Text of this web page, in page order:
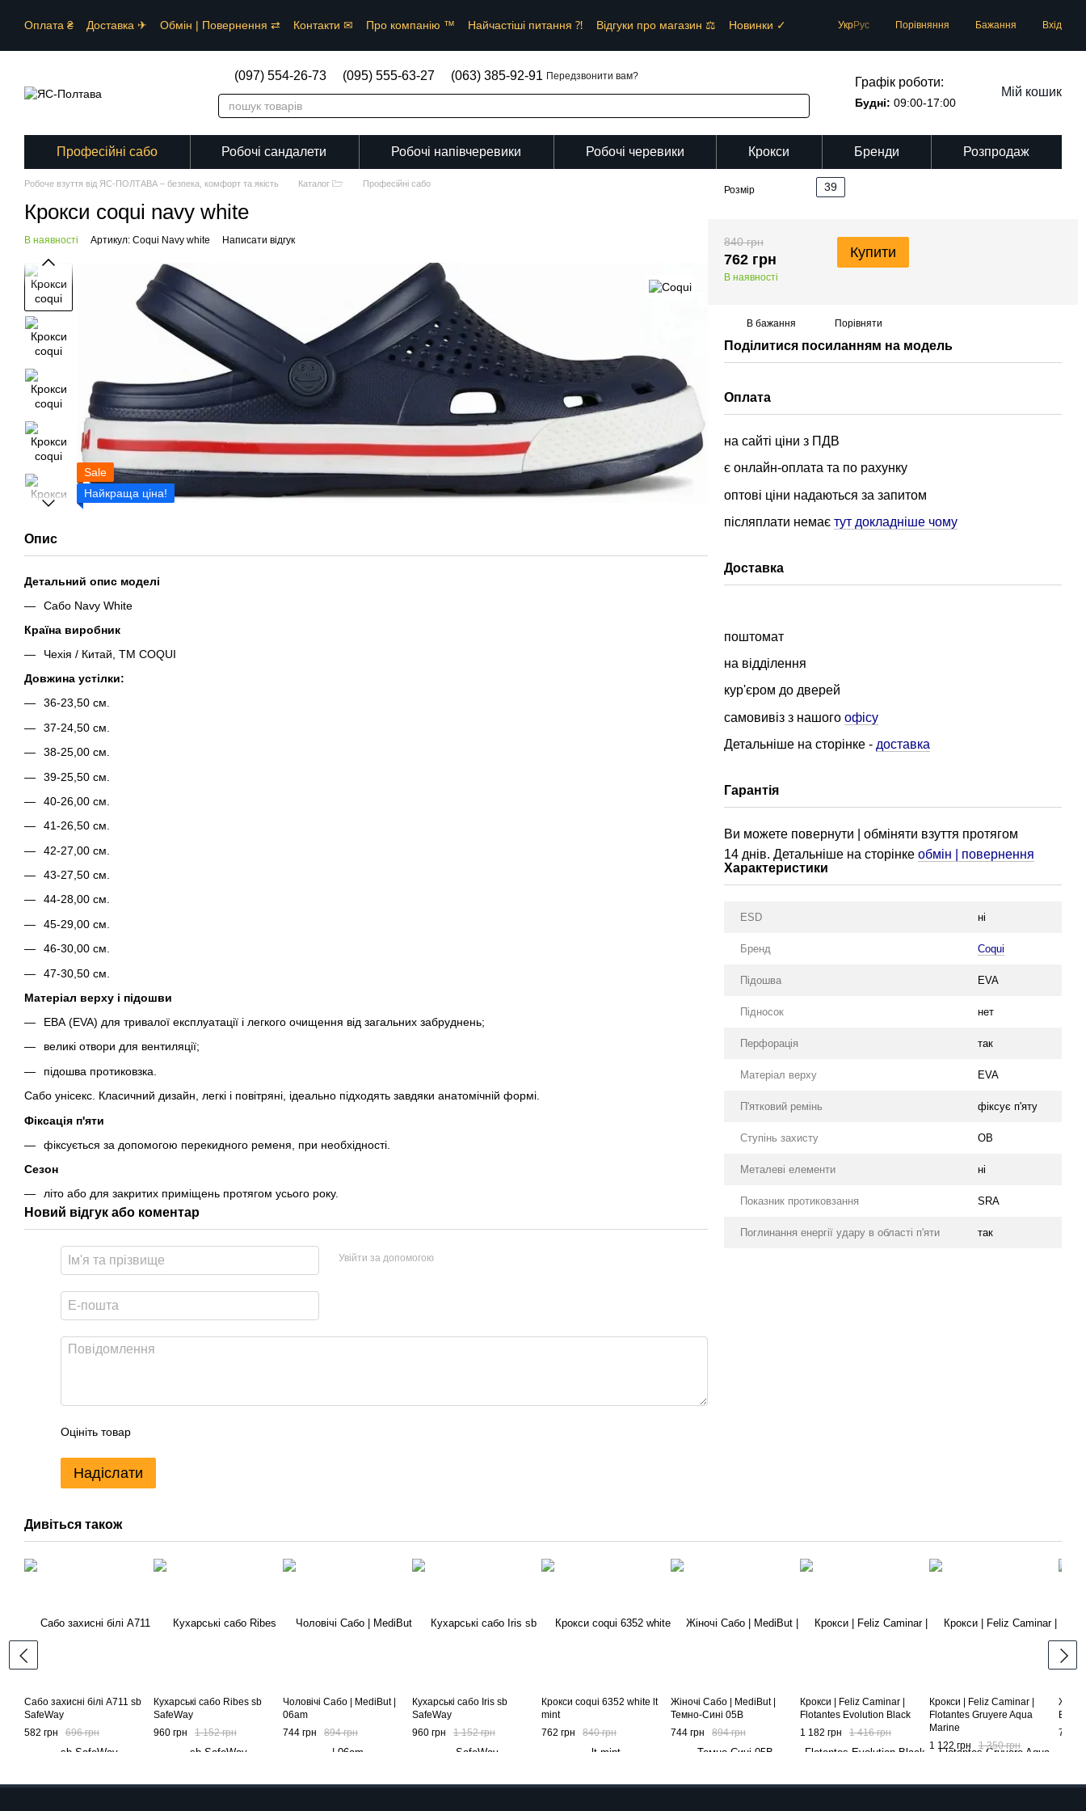
Оплата ₴
Доставка ✈︎ Обмін | Повернення ⇄ Контакти ✉ Про компанію ™︎ Найчастіші питання ⁈ Відгуки про магазин ⚖︎
Новинки ✓
УкрРус Порівняння Бажання Вхід
(097) 554-26-73 (095) 555-63-27 (063) 385-92-91 Передзвонити вам? Графік роботи:
Будні: 09:00-17:00
Мій кошик
Професійні сабо Робочі сандалети Робочі напівчеревики Робочі черевики Крокси Бренди Розпродаж
Робоче взуття від ЯС-ПОЛТАВА – безпека, комфорт та якість Каталог 🗁 Професійні сабо
Крокси coqui navy white
В наявності Артикул: Coqui Navy white Написати відгук
Sale
Найкраща ціна!
Опис
Детальний опис моделі
Сабо Navy White
Країна виробник
Чехія / Китай, ТМ COQUI
Довжина устілки:
36-23,50 см.
37-24,50 см.
38-25,00 см.
39-25,50 см.
40-26,00 см.
41-26,50 см.
42-27,00 см.
43-27,50 см.
44-28,00 см.
45-29,00 см.
46-30,00 см.
47-30,50 см.
Матеріал верху і підошви
ЕВА (EVA) для тривалої експлуатації і легкого очищення від загальних забруднень;
великі отвори для вентиляції;
підошва протиковзка.
Сабо унісекс. Класичний дизайн, легкі і повітряні, ідеально підходять завдяки анатомічній формі.
Фіксація п'яти
фіксується за допомогою перекидного ременя, при необхідності.
Сезон
літо або для закритих приміщень протягом усього року.
Новий відгук або коментар
Увійти за допомогою
Оцініть товар
Надіслати
Розмір 39
840 грн
762 грн
В наявності
Купити
В бажання Порівняти
Поділитися посиланням на модель
Оплата
на сайті ціни з ПДВ
є онлайн-оплата та по рахунку
оптові ціни надаються за запитом
післяплати немає тут докладніше чому
Доставка
поштомат
на відділення
кур'єром до дверей
самовивіз з нашого офісу
Детальніше на сторінке - доставка
Гарантія
Ви можете повернути | обміняти взуття протягом
14 днів. Детальніше на сторінке обмін | повернення
Характеристики
ESD ні
Бренд Coqui
Підошва EVA
Підносок нет
Перфорація так
Матеріал верху EVA
П'ятковий ремінь фіксує п'яту
Ступінь захисту OB
Металеві елементи ні
Показник протиковзання SRA
Поглинання енергії удару в області п'яти так
Дивіться також
Сабо захисні білі A711 sb
SafeWay
582 грн
696 грн
Кухарські сабо Ribes sb
SafeWay
960 грн
1 152 грн
Чоловічі Сабо | MediBut |
06am
744 грн
894 грн
Кухарські сабо Iris sb
SafeWay
960 грн
1 152 грн
Крокси coqui 6352 white lt
mint
762 грн
840 грн
Жіночі Сабо | MediBut |
Темно-Сині 05B
744 грн
894 грн
Крокси | Feliz Caminar |
Flotantes Evolution Black
1 182 грн
1 416 грн
Крокси | Feliz Caminar |
Flotantes Gruyere Aqua
Marine
1 122 грн
1 350 грн
744